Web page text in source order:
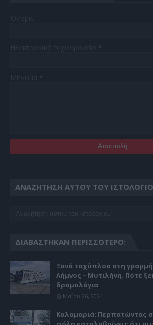
ΑΝΑΖΉΤΗΣΗ ΑΥΤΟΎ ΤΟΥ
ΔΙΑΒΆΣΤΗΚΑΝ ΠΕΡΙΣΣΌΤΕΡΟ:
Ξανά ταχύπλοο στη
Λήμνος – Μυτιλήνη. Πότε
δρομολόγια
Μαΐου 26, 2024
Καλαμαριά: Περπατώντας